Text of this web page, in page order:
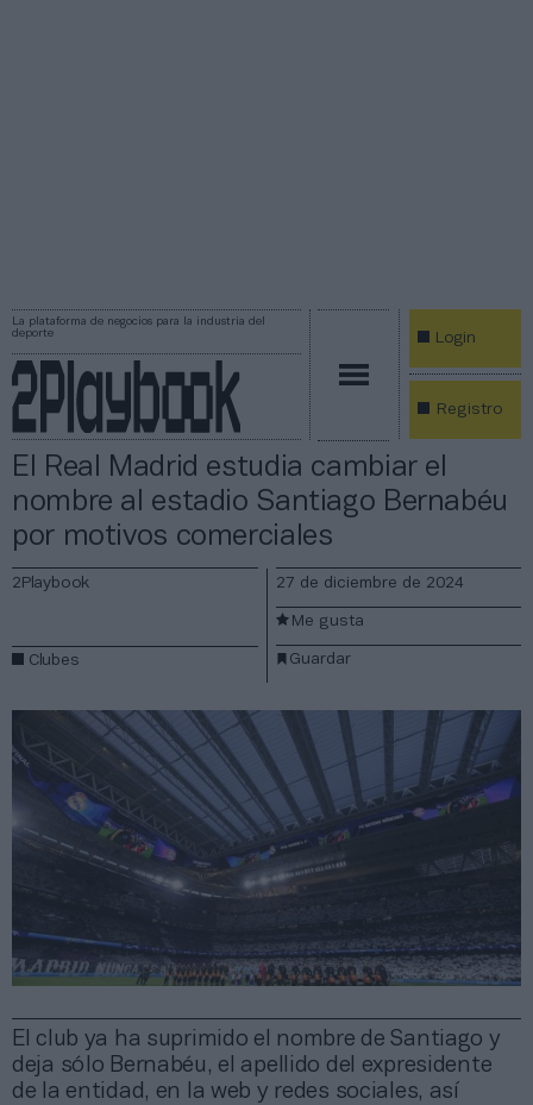
La plataforma de negocios para la industria del
deporte
Login
Registro
El Real Madrid estudia cambiar el
nombre al estadio Santiago Bernabéu
por motivos comerciales
El club ya ha suprimido el nombre de Santiago y
deja sólo Bernabéu, el apellido del expresidente
de la entidad, en la web y redes sociales, así
2Playbook
Clubes
27 de diciembre de 2024
Guardar
Me gusta